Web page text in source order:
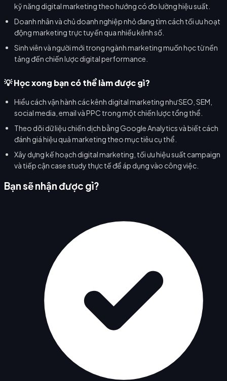
kỹ năng digital marketing theo hướng có đo lường hiệu suất.
Doanh nhân và chủ doanh nghiệp nhỏ đang tìm cách tối ưu hoạt
động marketing trực tuyến qua nhiều kênh số.
Sinh viên và người mới trong ngành marketing muốn học từ nền
tảng đến chiến lược digital performance.
💡 Học xong bạn có thể làm được gì?
Hiểu cách vận hành các kênh digital marketing như SEO, SEM,
social media, email và PPC trong một chiến lược tổng thể.
Theo dõi dữ liệu chiến dịch bằng Google Analytics và biết cách
đánh giá hiệu quả marketing theo mục tiêu cụ thể.
Xây dựng kế hoạch digital marketing, tối ưu hiệu suất campaign
và tiếp cận case study thực tế để áp dụng vào công việc.
Bạn sẽ nhận được gì?